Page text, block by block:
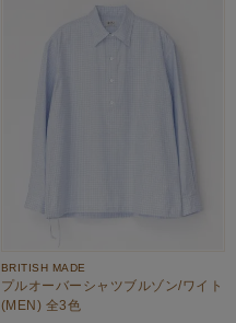
BRITISH MADE
プルオーバーシャツブルゾン/ワイト
(MEN) 全3色